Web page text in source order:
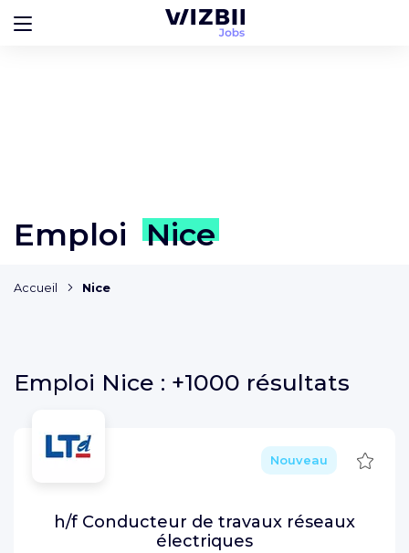
Emploi Nice
Accueil Nice
Emploi Nice : +1000 résultats
Nouveau
h/f Conducteur de travaux réseaux
électriques